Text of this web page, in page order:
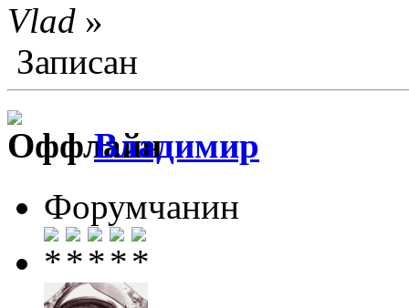
Vlad »
Записан
Влaдимир
Форумчанин